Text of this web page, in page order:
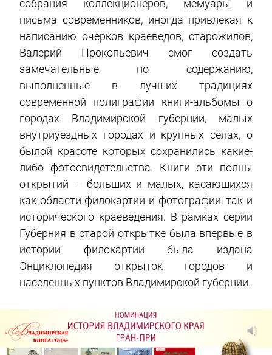
собрания коллекционеров, мемуары и
письма современников, иногда привлекая к
написанию очерков краеведов, старожилов,
Валерий Прокопьевич смог создать
замечательные по содержанию,
выполненные в лучших традициях
современной полиграфии книги-альбомы о
городах Владимирской губернии, малых
внутриуездных городах и крупных сёлах, о
былой красоте которых сохранились какие-
либо фотосвидетельства. Книги эти полны
открытий – больших и малых, касающихся
как области филокартии и фотографии, так и
исторического краеведения. В рамках серии
Губерния в старой открытке была впервые в
истории филокартии была издана
Энциклопедия открыток городов и
населенных пунктов Владимирской губернии.